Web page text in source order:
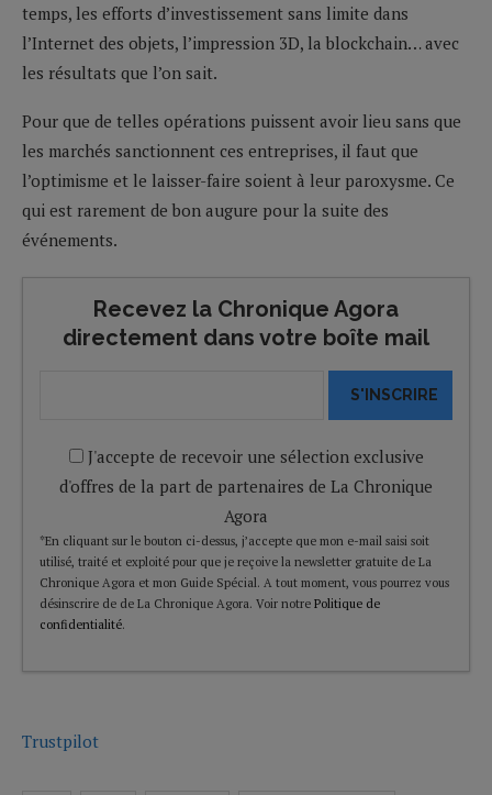
temps, les efforts d’investissement sans limite dans
l’Internet des objets, l’impression 3D, la blockchain… avec
les résultats que l’on sait.
Pour que de telles opérations puissent avoir lieu sans que
les marchés sanctionnent ces entreprises, il faut que
l’optimisme et le laisser-faire soient à leur paroxysme. Ce
qui est rarement de bon augure pour la suite des
événements.
Recevez la Chronique Agora
directement dans votre boîte mail
S'INSCRIRE
J'accepte de recevoir une sélection exclusive
d'offres de la part de partenaires de La Chronique
Agora
*En cliquant sur le bouton ci-dessus, j’accepte que mon e-mail saisi soit
utilisé, traité et exploité pour que je reçoive la newsletter gratuite de La
Chronique Agora et mon Guide Spécial. A tout moment, vous pourrez vous
désinscrire de de La Chronique Agora. Voir notre Politique de
confidentialité.
Trustpilot